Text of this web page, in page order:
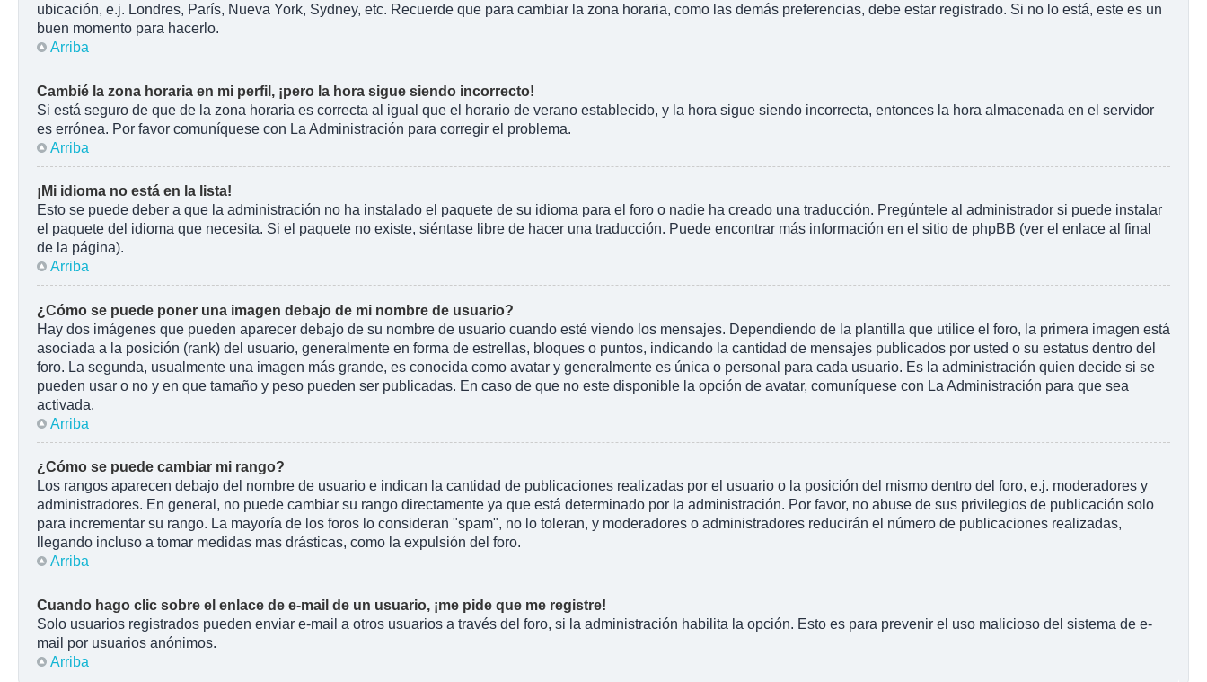
ubicación, e.j. Londres, París, Nueva York, Sydney, etc. Recuerde que para cambiar la zona horaria, como las demás preferencias, debe estar registrado. Si no lo está, este es un
buen momento para hacerlo.
Arriba
Cambié la zona horaria en mi perfil, ¡pero la hora sigue siendo incorrecto!
Si está seguro de que de la zona horaria es correcta al igual que el horario de verano establecido, y la hora sigue siendo incorrecta, entonces la hora almacenada en el servidor
es errónea. Por favor comuníquese con La Administración para corregir el problema.
Arriba
¡Mi idioma no está en la lista!
Esto se puede deber a que la administración no ha instalado el paquete de su idioma para el foro o nadie ha creado una traducción. Pregúntele al administrador si puede instalar
el paquete del idioma que necesita. Si el paquete no existe, siéntase libre de hacer una traducción. Puede encontrar más información en el sitio de phpBB (ver el enlace al final
de la página).
Arriba
¿Cómo se puede poner una imagen debajo de mi nombre de usuario?
Hay dos imágenes que pueden aparecer debajo de su nombre de usuario cuando esté viendo los mensajes. Dependiendo de la plantilla que utilice el foro, la primera imagen está
asociada a la posición (rank) del usuario, generalmente en forma de estrellas, bloques o puntos, indicando la cantidad de mensajes publicados por usted o su estatus dentro del
foro. La segunda, usualmente una imagen más grande, es conocida como avatar y generalmente es única o personal para cada usuario. Es la administración quien decide si se
pueden usar o no y en que tamaño y peso pueden ser publicadas. En caso de que no este disponible la opción de avatar, comuníquese con La Administración para que sea
activada.
Arriba
¿Cómo se puede cambiar mi rango?
Los rangos aparecen debajo del nombre de usuario e indican la cantidad de publicaciones realizadas por el usuario o la posición del mismo dentro del foro, e.j. moderadores y
administradores. En general, no puede cambiar su rango directamente ya que está determinado por la administración. Por favor, no abuse de sus privilegios de publicación solo
para incrementar su rango. La mayoría de los foros lo consideran "spam", no lo toleran, y moderadores o administradores reducirán el número de publicaciones realizadas,
llegando incluso a tomar medidas mas drásticas, como la expulsión del foro.
Arriba
Cuando hago clic sobre el enlace de e-mail de un usuario, ¡me pide que me registre!
Solo usuarios registrados pueden enviar e-mail a otros usuarios a través del foro, si la administración habilita la opción. Esto es para prevenir el uso malicioso del sistema de e-
mail por usuarios anónimos.
Arriba